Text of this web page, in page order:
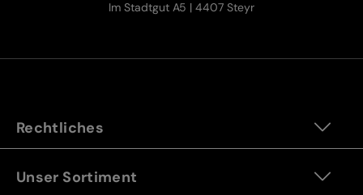
Im Stadtgut A5 | 4407 Steyr
Rechtliches
Unser Sortiment